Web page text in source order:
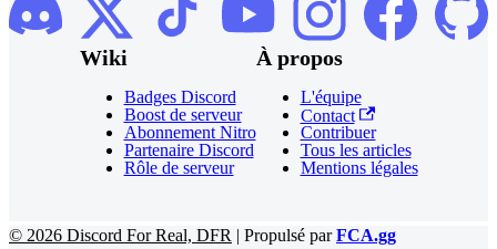
Wiki
Badges Discord
Boost de serveur
Abonnement Nitro
Partenaire Discord
Rôle de serveur
À propos
L'équipe
Contact
Contribuer
Tous les articles
Mentions légales
© 2026 Discord For Real, DFR | Propulsé par FCA.gg